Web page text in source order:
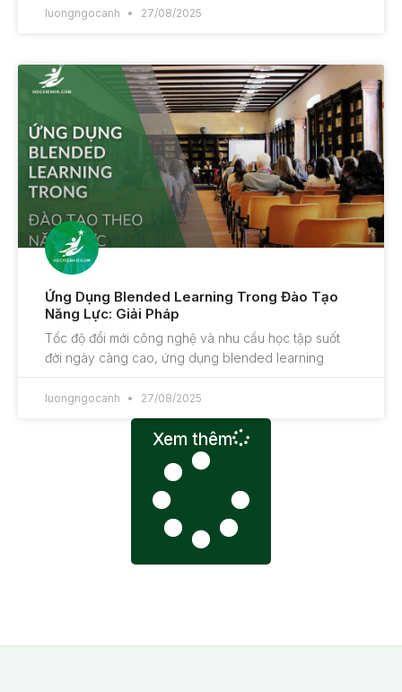
luongngocanh 27/08/2025
Ứng Dụng Blended Learning Trong Đào Tạo
Năng Lực: Giải Pháp
Tốc độ đổi mới công nghệ và nhu cầu học tập suốt
đời ngày càng cao, ứng dụng blended learning
luongngocanh 27/08/2025
Xem thêm